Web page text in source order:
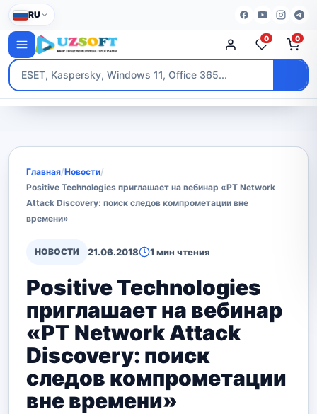
RU
0 0
Главная/Новости/
Positive Technologies приглашает на вебинар «PT Network
Attack Discovery: поиск следов компрометации вне
времени»
НОВОСТИ 21.06.2018 1 мин чтения
Positive Technologies
приглашает на вебинар
«PT Network Attack
Discovery: поиск
следов компрометации
вне времени»